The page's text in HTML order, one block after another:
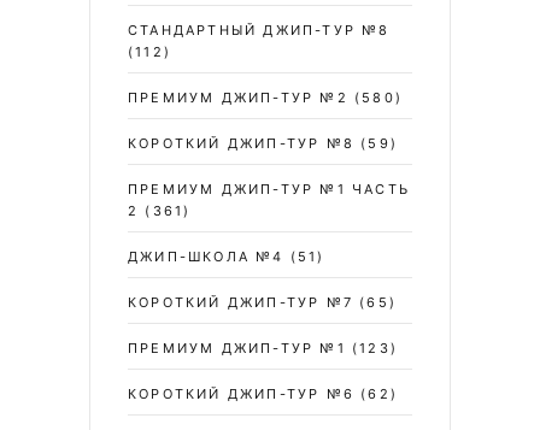
СТАНДАРТНЫЙ ДЖИП-ТУР №8
(112)
ПРЕМИУМ ДЖИП-ТУР №2 (580)
КОРОТКИЙ ДЖИП-ТУР №8 (59)
ПРЕМИУМ ДЖИП-ТУР №1 ЧАСТЬ
2
(361)
ДЖИП-ШКОЛА №4 (51)
КОРОТКИЙ ДЖИП-ТУР №7 (65)
ПРЕМИУМ ДЖИП-ТУР №1 (123)
КОРОТКИЙ ДЖИП-ТУР №6 (62)